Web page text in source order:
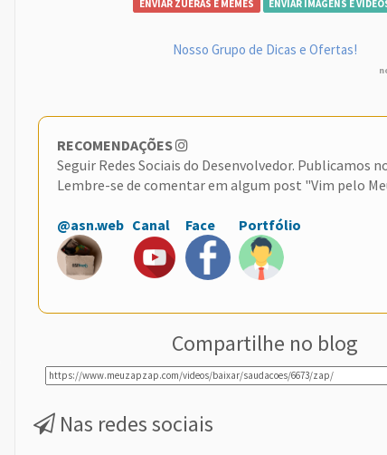
ENVIAR ZUERAS E MEMES ENVIAR IMAGENS E
Nosso Grupo de Dicas e Ofertas!
RECOMENDAÇÕES
Seguir Redes Sociais do Desenvolvedor. Publicamos
Lembre-se de comentar em algum post "Vim pelo
@asn.web Canal Face Portfólio
Compartilhe no blog
Nas redes sociais